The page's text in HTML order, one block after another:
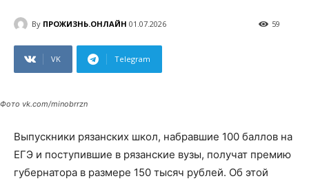
By ПРОЖИЗНЬ.ОНЛАЙН 01.07.2026 59
VK Telegram
Фото vk.com/minobrrzn
Выпускники рязанских школ, набравшие 100 баллов на
ЕГЭ и поступившие в рязанские вузы, получат премию
губернатора в размере 150 тысяч рублей. Об этой